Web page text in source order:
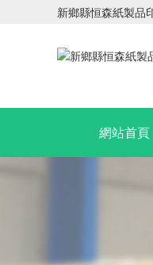
新鄉縣恒森紙製品
網站首頁